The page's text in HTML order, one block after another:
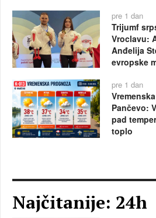
pre 1 dan
Trijumf
Vroclavu:
Anđelija
evropske
pre 1 dan
Pančevo:
pad
toplo
Najčitanije: 24h